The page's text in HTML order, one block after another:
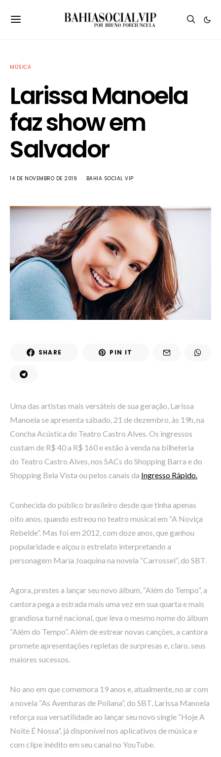
MÚSICA
Larissa Manoela
faz show em
Salvador
14 DE NOVEMBRO DE 2019 BAHIA SOCIAL VIP
SHARE PIN IT
Uma das artistas mais versáteis de sua geração, Larissa
Manoela se apresenta sábado, 21 de dezembro, às 19h, na
Concha Acústica do Teatro Castro Alves. Os ingressos
custam de R$ 40 a R$ 160 e estão à venda na bilheteria
do Teatro Castro Alves, nos SACs do Shopping Barra e do
Shopping Bela Vista ou pelos canais da Ingresso Rápido.
Conhecida do público brasileiro desde que tinha apenas
oito anos, quando estreou no teatro musical em “A Noviça
Rebelde”. Mas foi em 2012, com doze anos, que ganhou
popularidade e alçou o estrelato interpretando a
personagem Maria Joaquina na novela “Carrossel”, do SBT.
Agora, prestes a lançar seu novo álbum, “Além do Tempo”, a
cantora pega a estrada mais uma vez em sua quarta e mais
grandiosa turnê nacional, que leva o mesmo nome do álbum
“Além do Tempo”. Além de estrear novas canções, a cantora
promete apresentações repletas de surpresas e, claro, seus
maiores sucessos.
No ano em que comemora 19 anos e, atualmente, no ar com
a novela “As Aventuras de Poliana”, do SBT, Larissa Manoela
reforça sua versatilidade ao lançar seu novo single “Hoje A
Noite É Nossa”, já disponível nos aplicativos de música e
com clipe inédito em seu canal no YouTube.